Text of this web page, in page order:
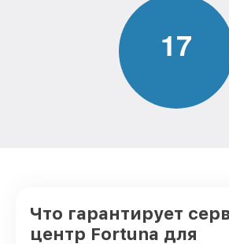
(восстановление) тепловизора Fortuna
Восстановление после попадания влаги
тепловизора Fortuna
Ремонт Wi-Fi тепловизора Fortuna
Ремонт разъема тепловизора Fortuna
17
Что гарантирует
центр Fortuna для